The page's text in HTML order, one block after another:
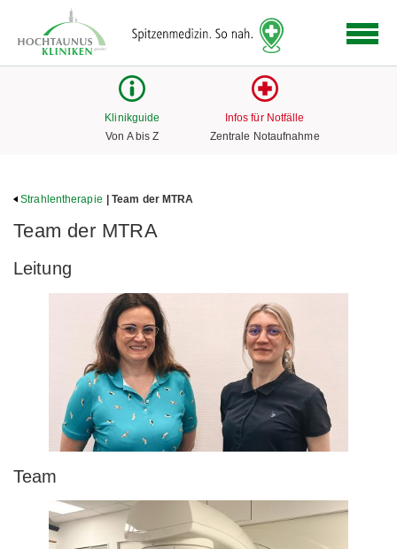
Link
zur
Klinikguide
Von A bis Z
Infos für Notfälle
Zentrale Notaufnahme
Strahlentherapie | Team der MTRA
Team der MTRA
Leitung
Team